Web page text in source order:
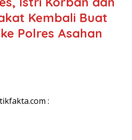
Kembali Buat
Polres Asahan
: